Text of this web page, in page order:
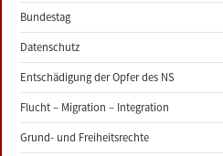
Bundestag
Datenschutz
Entschädigung der Opfer des NS
Flucht – Migration – Integration
Grund- und Freiheitsrechte